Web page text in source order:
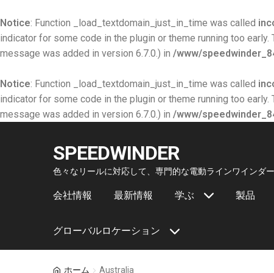
Notice: Function _load_textdomain_just_in_time was called
indicator for some code in the plugin or theme running too
message was added in version 6.7.0.) in /www/
Notice: Function _load_textdomain_just_in_time was called
indicator for some code in the plugin or theme running too
message was added in version 6.7.0.) in /www/
Skip
navigation
Skip
content
SPEEDWINDER
色々なリールに対応して、専門的な電動ラインワインダー
会社情報 最新情報 学ぶ 製品
グローバルロケーション
ホーム Australia